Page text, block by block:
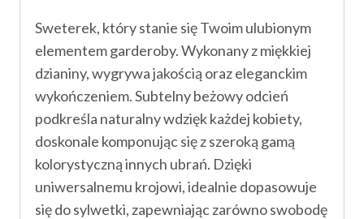
Sweterek, który stanie się Twoim ulubionym
elementem garderoby. Wykonany z miękkiej
dzianiny, wygrywa jakością oraz eleganckim
wykończeniem. Subtelny beżowy odcień
podkreśla naturalny wdzięk każdej kobiety,
doskonale komponując się z szeroką gamą
kolorystyczną innych ubrań. Dzięki
uniwersalnemu krojowi, idealnie dopasowuje
się do sylwetki, zapewniając zarówno swobodę